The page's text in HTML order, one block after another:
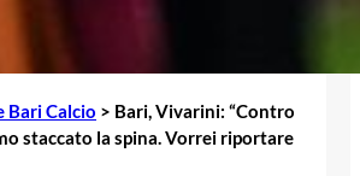
Bari Calcio > Bari, Vivarini: “Contro
staccato la spina. Vorrei riportare